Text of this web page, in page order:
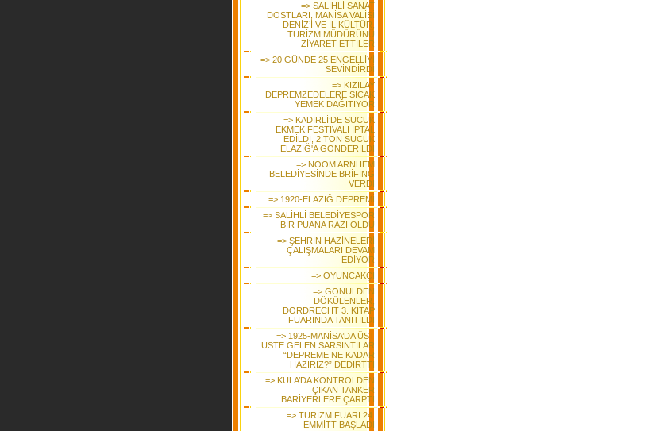
=> SALİHLİ SANAT
DOSTLARI, MANİSA VALİSİ
DENİZ’İ VE İL KÜLTÜR,
TURİZM MÜDÜRÜNÜ
ZİYARET ETTİLER
=> 20 GÜNDE 25 ENGELLİYİ
SEVİNDİRDİ
=> KIZILAY
DEPREMZEDELERE SICAK
YEMEK DAĞITIYOR
=> KADİRLİ’DE SUCUK
EKMEK FESTİVALİ İPTAL
EDİLDİ, 2 TON SUCUK
ELAZIĞ'A GÖNDERİLDİ
=> NOOM ARNHEM
BELEDİYESİNDE BRİFİNG
VERDİ
=> 1920-ELAZIĞ DEPREMİ
=> SALİHLİ BELEDİYESPOR
BİR PUANA RAZI OLDU
=> ŞEHRİN HAZİNELERİ
ÇALIŞMALARI DEVAM
EDİYOR
=> OYUNCAKÇI
=> GÖNÜLDEN
DÖKÜLENLER,
DORDRECHT 3. KİTAP
FUARINDA TANITILDI
=> 1925-MANİSA’DA ÜST
ÜSTE GELEN SARSINTILAR
“DEPREME NE KADAR
HAZIRIZ?” DEDİRTTİ
=> KULA’DA KONTROLDEN
ÇIKAN TANKER
BARİYERLERE ÇARPTI
=> TURİZM FUARI 24.
EMMİTT BAŞLADI